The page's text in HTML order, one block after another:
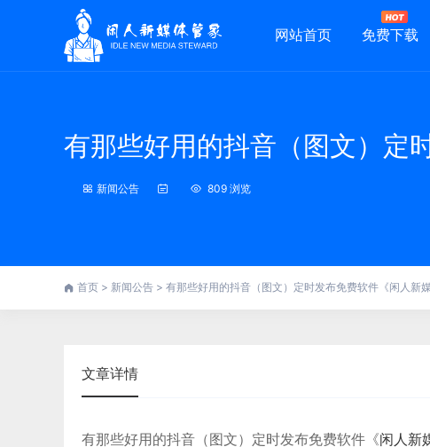
网站首页 免费下载
有那些好用的抖音（图文）定
新闻公告 809 浏览
首页 > 新闻公告 > 有那些好用的抖音（图文）定时发布免费软件《闲人新媒
文章详情
有那些好用的抖音（图文）定时发布免费软件《闲人新